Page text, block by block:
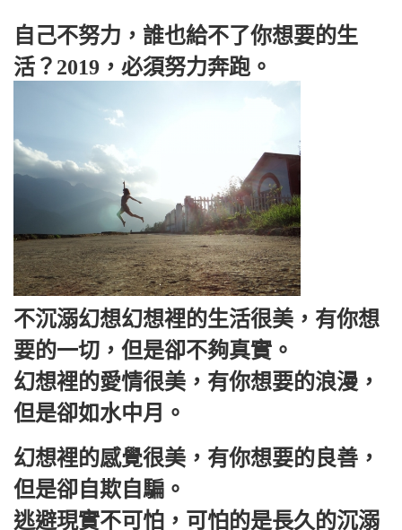
自己不努力，誰也給不了你想要的生
活？2019，必須努力奔跑。
不沉溺幻想幻想裡的生活很美，有你想
要的一切，但是卻不夠真實。
幻想裡的愛情很美，有你想要的浪漫，
但是卻如水中月。
幻想裡的感覺很美，有你想要的良善，
但是卻自欺自騙。
逃避現實不可怕，可怕的是長久的沉溺